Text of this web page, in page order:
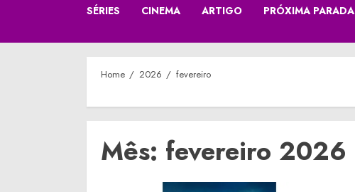
SÉRIES CINEMA ARTIGO PRÓXIMA PARADA
Home 2026 fevereiro
Mês: fevereiro 2026